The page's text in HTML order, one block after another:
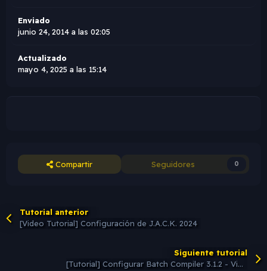
Enviado
junio 24, 2014 a las 02:05
Actualizado
mayo 4, 2025 a las 15:14
Compartir Seguidores 0
Tutorial anterior
[Video Tutorial] Configuración de J.A.C.K. 2024
Siguiente tutorial
[Tutorial] Configurar Batch Compiler 3.1.2 - Video Guia Completa